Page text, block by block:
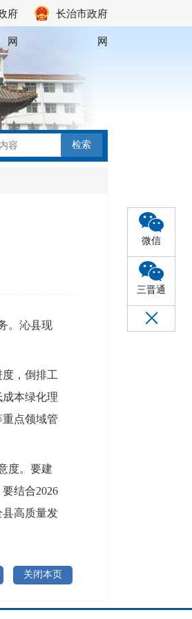
微信
三晋通
府
网
长治市政府
网
。沁县现
，倒排工
本绿化理
点领域管
度。要建
结合2026
高质量发
关闭本页